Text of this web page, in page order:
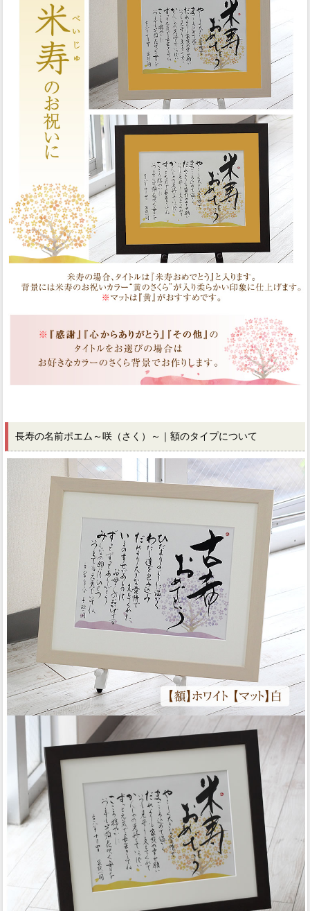
長寿の名前ポエム～咲（さく）～｜額のタイプについて